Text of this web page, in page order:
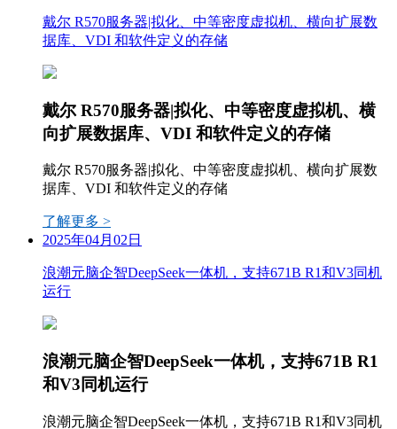
戴尔 R570服务器|拟化、中等密度虚拟机、横向扩展数
据库、VDI 和软件定义的存储
戴尔 R570服务器|拟化、中等密度虚拟机、横
向扩展数据库、VDI 和软件定义的存储
戴尔 R570服务器|拟化、中等密度虚拟机、横向扩展数
据库、VDI 和软件定义的存储
了解更多 >
2025年04月02日
浪潮元脑企智DeepSeek一体机，支持671B R1和V3同机
运行
浪潮元脑企智DeepSeek一体机，支持671B R1
和V3同机运行
浪潮元脑企智DeepSeek一体机，支持671B R1和V3同机